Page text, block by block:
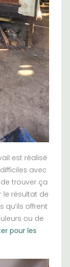
est réalisé
avec
trouver ça
le résultat de
qu’ils offrent
ou de
pour les